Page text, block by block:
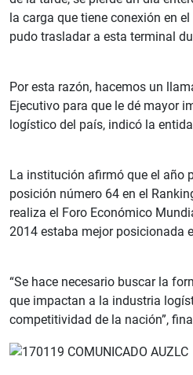
la carga que tiene conexión en
pudo trasladar a esta terminal
Por esta razón, hacemos un
Ejecutivo para que le dé mayor
logístico del país, indicó la
La institución afirmó que el año
posición número 64 en el
realiza el Foro Económico
2014 estaba mejor posicionada
“Se hace necesario buscar la
que impactan a la industria
competitividad de la nación”,